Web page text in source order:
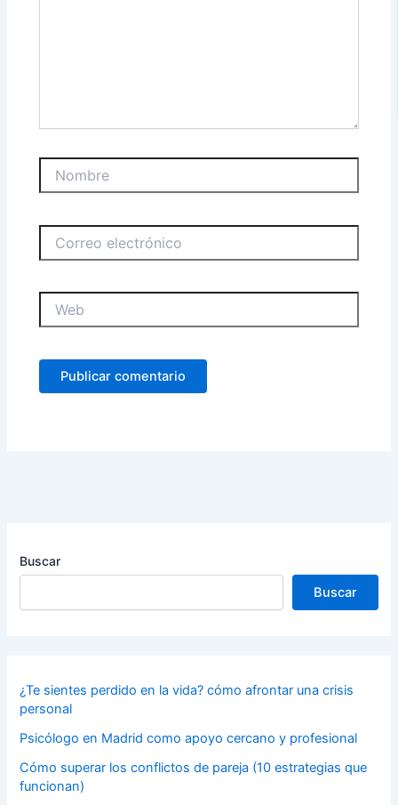
electrónico
Buscar
Buscar
¿Te sientes perdido en la vida? cómo afrontar una crisis
personal
Psicólogo en Madrid como apoyo cercano y profesional
Cómo superar los conflictos de pareja (10 estrategias que
funcionan)